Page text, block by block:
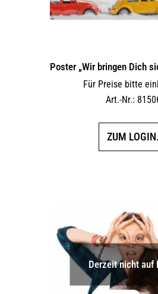
Poster „Wir bringen Dich
Für Preise bitte
Art.-Nr.:
ZUM LOGIN.
Derzeit nicht auf